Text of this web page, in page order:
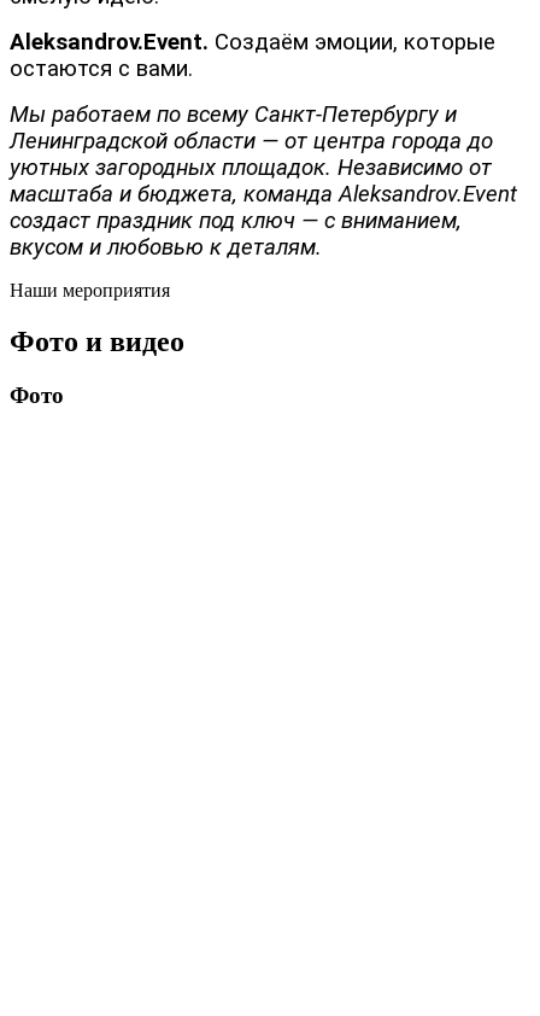
Aleksandrov.Event. Создаём эмоции, которые
остаются с вами.
Мы работаем по всему Санкт-Петербургу и
Ленинградской области — от центра города до
уютных загородных площадок. Независимо от
масштаба и бюджета, команда Aleksandrov.Event
создаст праздник под ключ — с вниманием,
вкусом и любовью к деталям.
Наши мероприятия
Фото и видео
Фото